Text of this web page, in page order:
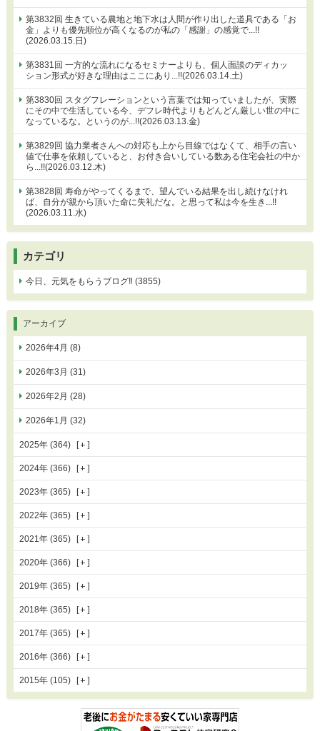
第3832回 生きている農地と地下水は人間が作り出した道具である「お
金」よりも優先順位が高くなるのが私の「感謝」の感覚で...!!
(2026.03.15.日)
第3831回 一方的な流れになるセミナーよりも、個人面談のディカッ
ション形式が好きな理由はここにあり...!!(2026.03.14.土)
第3830回 スタグフレーションという言葉では知っていましたが、実際
にその中で生活している今、デフレ時代よりもどんどん厳しい世の中に
なっているな。というのが...!!(2026.03.13.金)
第3829回 協力業者さんへの対応も上から目線ではなくて、相手の言い
値で仕事を依頼していると、お付き合いしている数ある住宅会社の中か
ら...!!(2026.03.12.木)
第3828回 寿命がやってくるまで、望んでいる結果を出し続けなけれ
ば、自分が親から頂いた命に失礼だな。と思って私は今を生き...!!
(2026.03.11.水)
カテゴリ
今日、元気をもらうブログ‼ (3855)
アーカイブ
2026年4月 (8)
2026年3月 (31)
2026年2月 (28)
2026年1月 (32)
2025年 (364)
2024年 (366)
2023年 (365)
2022年 (365)
2021年 (365)
2020年 (366)
2019年 (365)
2018年 (365)
2017年 (365)
2016年 (366)
2015年 (105)